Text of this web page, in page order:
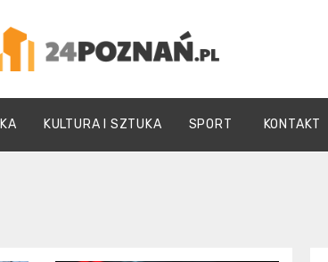
KULTURA I SZTUKA SPORT KONTAKT